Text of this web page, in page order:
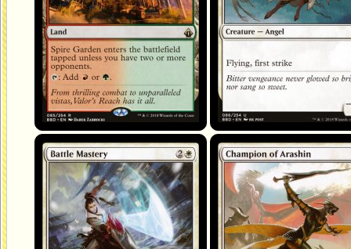
Maîtrise de la bataille Championne d'Arashin